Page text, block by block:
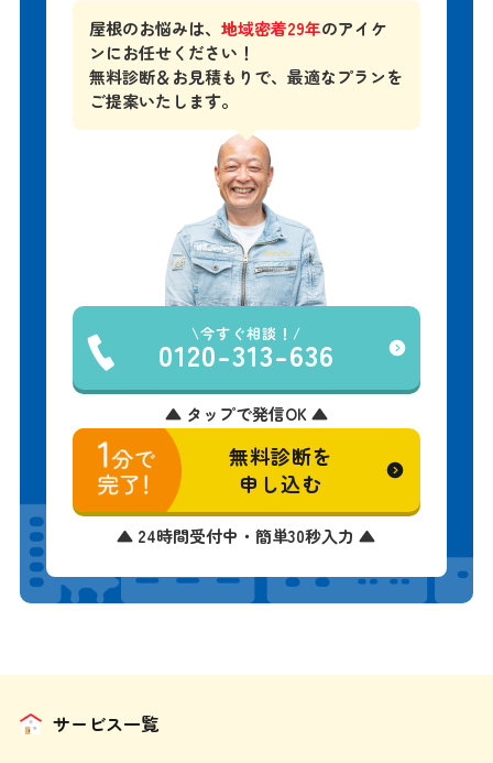
屋根のお悩みは、地域密着29年のアイケ
ンにお任せください！
ご提案いたします。
0120-313-636
▲ タップで発信OK ▲
無料診断を
申し込む
▲ 24時間受付中・簡単30秒入力 ▲